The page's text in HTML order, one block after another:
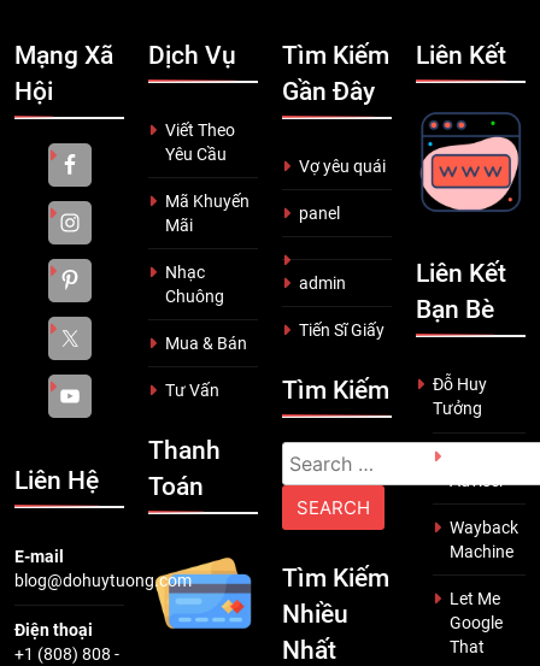
Mạng Xã
Hội
Liên Hệ
E-mail
blog@dohuytuong.com
Điện thoại
+1 (808) 808 -
Dịch Vụ
Viết Theo
Yêu Cầu
Mã Khuyến
Mãi
Nhạc
Chuông
Mua & Bán
Tư Vấn
Thanh
Toán
Tìm Kiếm
Gần Đây
Vợ yêu quái
panel
admin
Tiến Sĩ Giấy
Tìm Kiếm
Search
for:
Tìm Kiếm
Nhiều
Nhất
Liên Kết
Liên Kết
Bạn Bè
Đỗ Huy
Tưởng
Adviser
Wayback
Machine
Let Me
Google
That